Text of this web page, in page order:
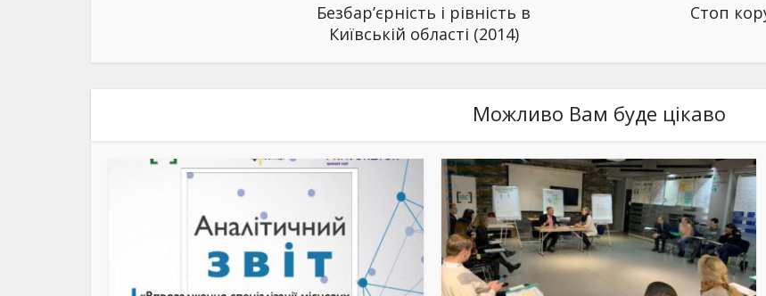
Безбар’єрність і рівність в
Київській області (2014)
Стоп
Можливо Вам буде цікаво